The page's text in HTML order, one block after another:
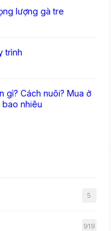
lượng gà tre
trình
gì? Cách nuôi? Mua ở
bao nhiêu
5
919